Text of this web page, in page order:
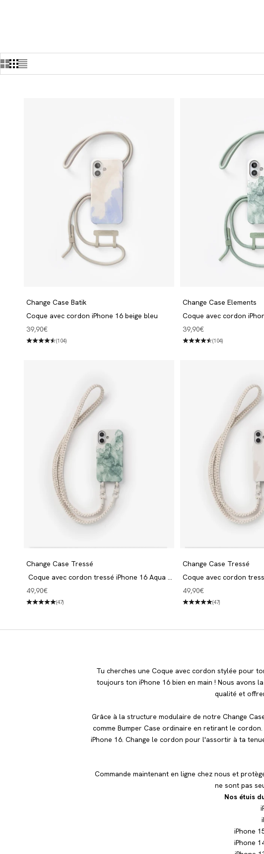
Change Case Batik
Coque avec cordon iPhone 16 beige bleu
Angebot
39,90€
(104)
Change Case Elements
Coque avec cordon
Angebot
39,90€
(104)
Change Case Tressé
Coque avec cordon tressé iPhone 16 Aqua &
Angebot
49,90€
(47)
Change Case Tressé
Coque avec cordon
Angebot
49,90€
(47)
Tu cherches une Coque avec cordon stylée pour
toujours ton iPhone 16 bien en main ! Nous avons
qualité et
Grâce à la structure modulaire de notre Change
comme Bumper Case ordinaire en retirant le
iPhone 16. Change le cordon pour l'assortir à ta
Commande maintenant en ligne chez nous et
ne sont pas
Nos étuis
iPhone
iPhone